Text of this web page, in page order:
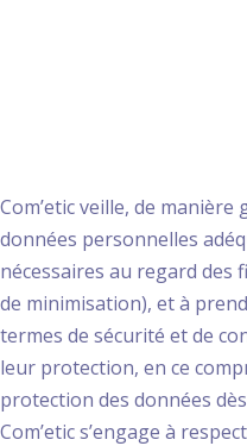
Com’etic veille, de
données personnelles
nécessaires au regard
de minimisation), et à
termes de sécurité et de
leur protection, en ce
protection des données
Com’etic s’engage à